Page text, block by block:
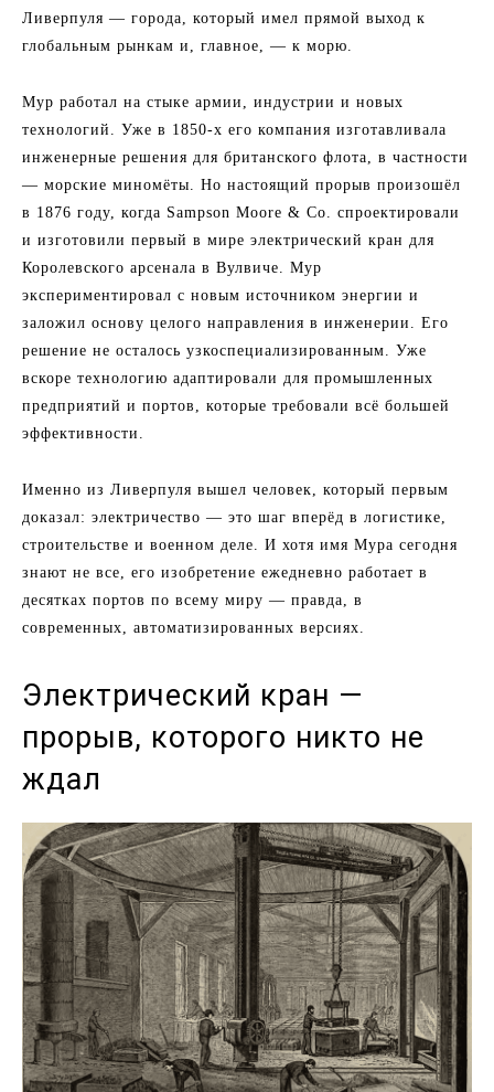
Ливерпуля — города, который имел прямой выход к
глобальным рынкам и, главное, — к морю.
Мур работал на стыке армии, индустрии и новых
технологий. Уже в 1850-х его компания изготавливала
инженерные решения для британского флота, в частности
— морские миномёты. Но настоящий прорыв произошёл
в 1876 году, когда Sampson Moore & Co. спроектировали
и изготовили первый в мире электрический кран для
Королевского арсенала в Вулвиче. Мур
экспериментировал с новым источником энергии и
заложил основу целого направления в инженерии. Его
решение не осталось узкоспециализированным. Уже
вскоре технологию адаптировали для промышленных
предприятий и портов, которые требовали всё большей
эффективности.
Именно из Ливерпуля вышел человек, который первым
доказал: электричество — это шаг вперёд в логистике,
строительстве и военном деле. И хотя имя Мура сегодня
знают не все, его изобретение ежедневно работает в
десятках портов по всему миру — правда, в
современных, автоматизированных версиях.
Электрический кран —
прорыв, которого никто не
ждал